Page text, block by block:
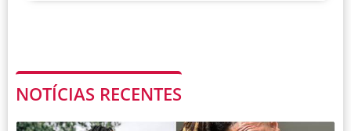
NOTÍCIAS RECENTES